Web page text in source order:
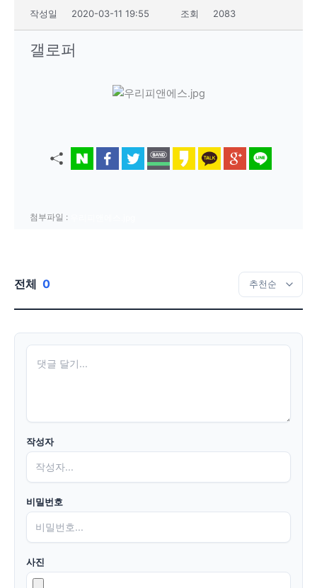
작성일 2020-03-11 19:55 조회 2083
갤로퍼
첨부파일 :
전체 0
작성자
비밀번호
사진